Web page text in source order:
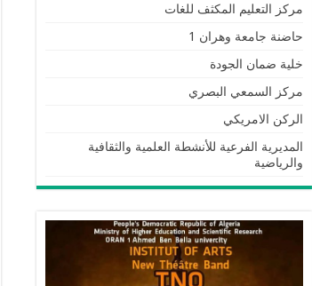
مركز التعليم المكثف للغات
حاضنة جامعة وهران 1
خلية ضمان الجودة
مركز السمعي البصري
الركن الامريكي
المديرية الفرعية للأنشطة العلمية والثقافية
والرياضية